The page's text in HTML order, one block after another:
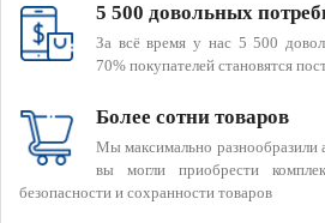
5 500 довольных
За всё время у нас 5 500
70% покупателей становятся
Более сотни товаров
Мы максимально разнообразили
вы могли приобрести
безопасности и сохранности товаров